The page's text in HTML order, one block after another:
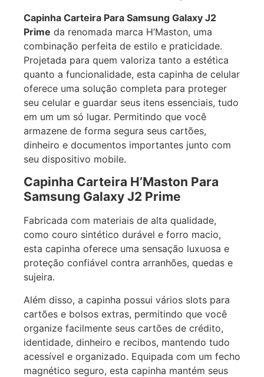
Capinha Carteira Para Samsung Galaxy J2
Prime da renomada marca H’Maston, uma
combinação perfeita de estilo e praticidade.
Projetada para quem valoriza tanto a estética
quanto a funcionalidade, esta capinha de celular
oferece uma solução completa para proteger
seu celular e guardar seus itens essenciais, tudo
em um um só lugar. Permitindo que você
armazene de forma segura seus cartões,
dinheiro e documentos importantes junto com
seu dispositivo mobile.
Capinha Carteira H’Maston Para
Samsung Galaxy J2 Prime
Fabricada com materiais de alta qualidade,
como couro sintético durável e forro macio,
esta capinha oferece uma sensação luxuosa e
proteção confiável contra arranhões, quedas e
sujeira.
Além disso, a capinha possui vários slots para
cartões e bolsos extras, permitindo que você
organize facilmente seus cartões de crédito,
identidade, dinheiro e recibos, mantendo tudo
acessível e organizado. Equipada com um fecho
magnético seguro, esta capinha mantém seus